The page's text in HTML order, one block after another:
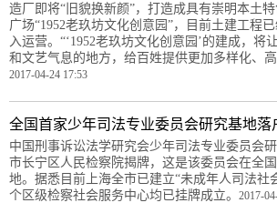
造厂即将“旧貌换新颜”，打造成具有崇明本土
广场“1952老玖坊文化创意园”，目前土建工程
入运营。“‘1952老玖坊文化创意园’的建成，将
和文艺气息的地方，给百姓提供更加多样化、高
2017-04-24 17:53
全国首家少年司法专业委员会研究基地落
中国刑事诉讼法学研究会少年司法专业委员会
市长宁区人民检察院揭牌，这是该委员会在全
地。据悉目前上海全市已建立“未成年人司法社
个区级检察社会服务中心均已挂牌成立。 2017-